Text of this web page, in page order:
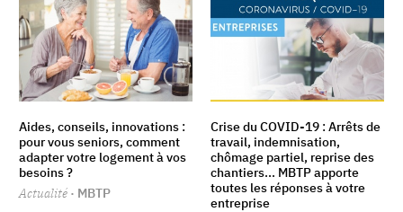
Aides, conseils, innovations :
pour vous seniors, comment
adapter votre logement à vos
besoins ?
Actualité · MBTP
Crise du COVID-19 : Arrêts de
travail, indemnisation,
chômage partiel, reprise des
chantiers... MBTP apporte
toutes les réponses à votre
entreprise